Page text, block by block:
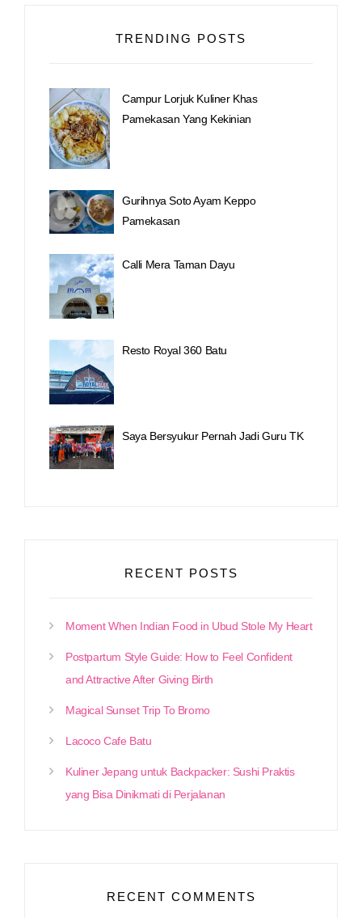
TRENDING POSTS
Campur Lorjuk Kuliner Khas
Pamekasan Yang Kekinian
Gurihnya Soto Ayam Keppo
Pamekasan
Calli Mera Taman Dayu
Resto Royal 360 Batu
Saya Bersyukur Pernah Jadi Guru TK
RECENT POSTS
Moment When Indian Food in Ubud Stole My Heart
Postpartum Style Guide: How to Feel Confident
and Attractive After Giving Birth
Magical Sunset Trip To Bromo
Lacoco Cafe Batu
Kuliner Jepang untuk Backpacker: Sushi Praktis
yang Bisa Dinikmati di Perjalanan
RECENT COMMENTS